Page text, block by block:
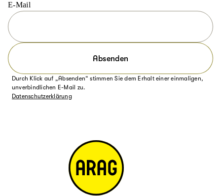
E-Mail
Absenden
Durch Klick auf „Absenden“ stimmen Sie dem Erhalt einer einmaligen,
unverbindlichen E-Mail zu.
Datenschutzerklärung